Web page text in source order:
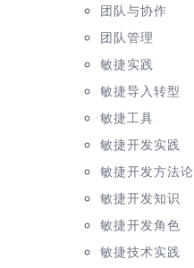
团队与协作
团队管理
敏捷实践
敏捷导入转型
敏捷工具
敏捷开发实践
敏捷开发方法论
敏捷开发知识
敏捷开发角色
敏捷技术实践